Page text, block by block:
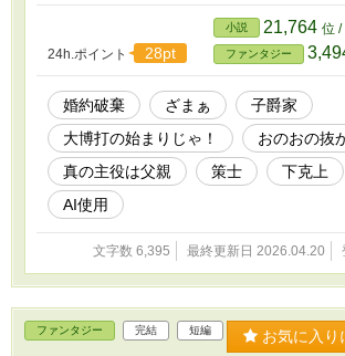
24h.ポイント 28pt
小説 21,764 位
ファンタジー
婚約破棄 ざまぁ
子爵家
大博打の始まりじゃ！
おのおの抜
真の主役は父親
策士 下克上
AI使用
文字数 6,395 最終更新日 2026.04.20
ファンタジー 完結 短編 お気に入り